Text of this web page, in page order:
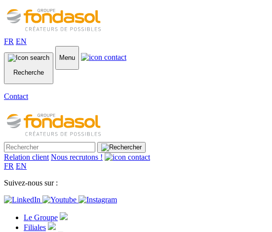
FR EN
Recherche
Menu
Contact
Relation client Nous recrutons !
FR EN
Suivez-nous sur :
Le Groupe
Filiales